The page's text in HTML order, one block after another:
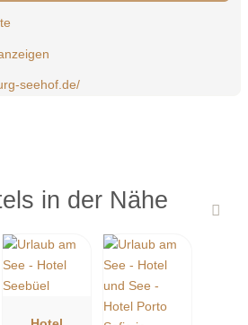
seehof.de/
in der Nähe